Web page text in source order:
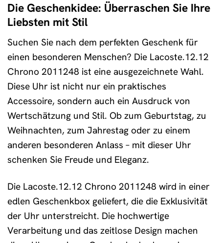
Die Geschenkidee: Überraschen Sie Ihre
Liebsten mit Stil
Suchen Sie nach dem perfekten Geschenk für
einen besonderen Menschen? Die Lacoste.12.12
Chrono 2011248 ist eine ausgezeichnete Wahl.
Diese Uhr ist nicht nur ein praktisches
Accessoire, sondern auch ein Ausdruck von
Wertschätzung und Stil. Ob zum Geburtstag, zu
Weihnachten, zum Jahrestag oder zu einem
anderen besonderen Anlass – mit dieser Uhr
schenken Sie Freude und Eleganz.
Die Lacoste.12.12 Chrono 2011248 wird in einer
edlen Geschenkbox geliefert, die die Exklusivität
der Uhr unterstreicht. Die hochwertige
Verarbeitung und das zeitlose Design machen